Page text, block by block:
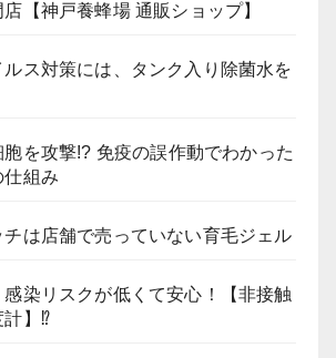
【神戸養蜂場 通販ショップ】
ス対策には、タンク入り除菌水を
を攻撃!? 免疫の誤作動でわかった
仕組み
は店舗で売っていない育毛ジェル
感染リスクが低くて安心！【非接触
計】⁉